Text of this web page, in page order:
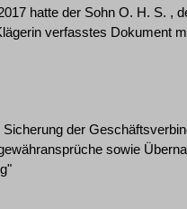
hatte der Sohn O. H. S. ,
verfasstes Dokument
der
sowie